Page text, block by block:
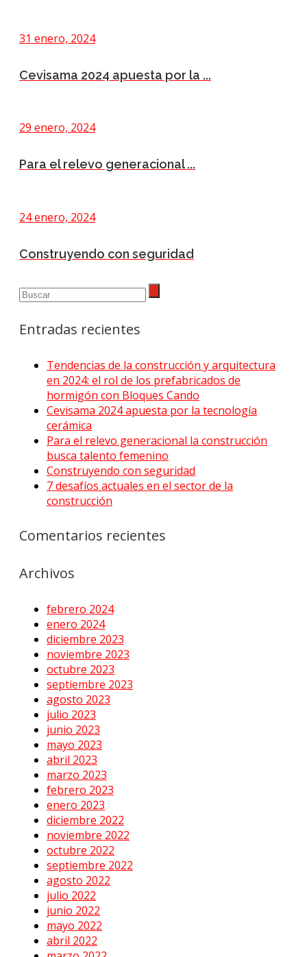
31 enero, 2024
Cevisama 2024 apuesta por la ...
29 enero, 2024
Para el relevo generacional ...
24 enero, 2024
Construyendo con seguridad
Entradas recientes
Tendencias de la construcción y arquitectura
en 2024: el rol de los prefabricados de
hormigón con Bloques Cando
Cevisama 2024 apuesta por la tecnología
cerámica
Para el relevo generacional la construcción
busca talento femenino
Construyendo con seguridad
7 desafíos actuales en el sector de la
construcción
Comentarios recientes
Archivos
febrero 2024
enero 2024
diciembre 2023
noviembre 2023
octubre 2023
septiembre 2023
agosto 2023
julio 2023
junio 2023
mayo 2023
abril 2023
marzo 2023
febrero 2023
enero 2023
diciembre 2022
noviembre 2022
octubre 2022
septiembre 2022
agosto 2022
julio 2022
junio 2022
mayo 2022
abril 2022